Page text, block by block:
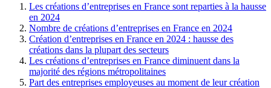
Les créations d’entreprises en France sont reparties à la hausse
en 2024
Nombre de créations d’entreprises en France en 2024
Création d’entreprises en France en 2024 : hausse des
créations dans la plupart des secteurs
Les créations d’entreprises en France diminuent dans la
majorité des régions métropolitaines
Part des entreprises employeuses au moment de leur création